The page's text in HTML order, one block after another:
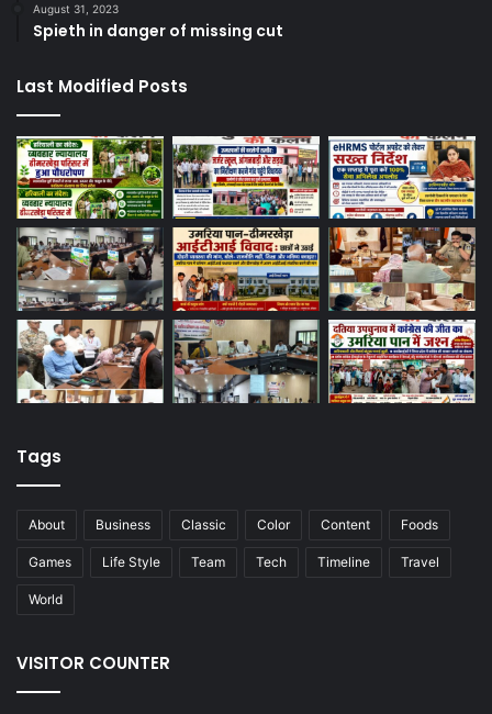
August 31, 2023
Spieth in danger of missing cut
Last Modified Posts
Tags
About Business Classic Color Content Foods
Games Life Style Team Tech Timeline Travel
World
VISITOR COUNTER